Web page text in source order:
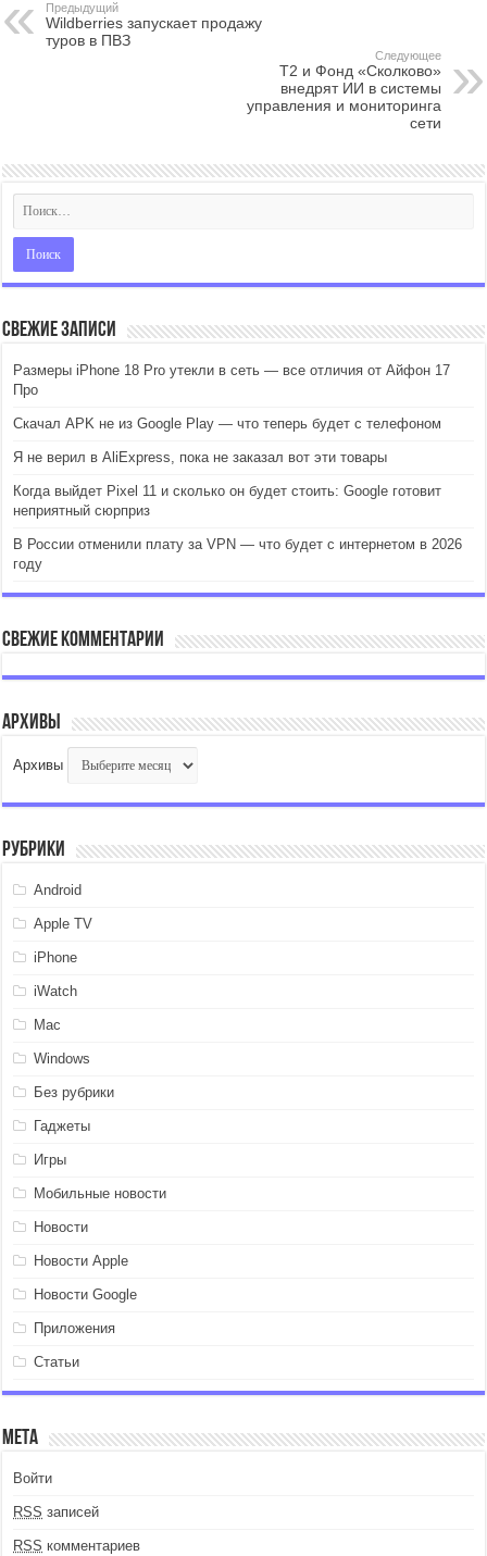
Предыдущий
Wildberries запускает продажу
туров в ПВЗ
Следующее
T2 и Фонд «Сколково»
внедрят ИИ в системы
управления и мониторинга
сети
Свежие записи
Размеры iPhone 18 Pro утекли в сеть — все отличия от Айфон 17
Про
Скачал APK не из Google Play — что теперь будет с телефоном
Я не верил в AliExpress, пока не заказал вот эти товары
Когда выйдет Pixel 11 и сколько он будет стоить: Google готовит
неприятный сюрприз
В России отменили плату за VPN — что будет с интернетом в 2026
году
Свежие комментарии
Архивы
Архивы
Рубрики
Android
Apple TV
iPhone
iWatch
Mac
Windows
Без рубрики
Гаджеты
Игры
Мобильные новости
Новости
Новости Apple
Новости Google
Приложения
Статьи
Мета
Войти
RSS записей
RSS комментариев